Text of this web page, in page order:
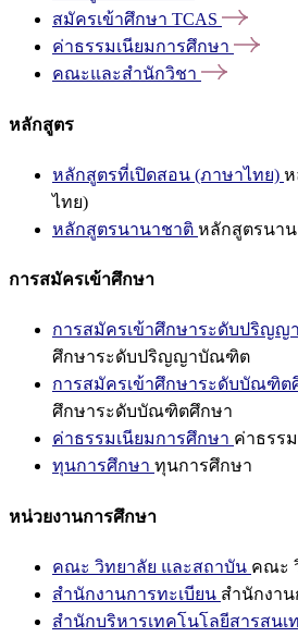
สมัครเข้าศึกษา TCAS
ค่าธรรมเนียมการศึกษา
คณะและสำนักวิชา
หลักสูตร
หลักสูตรที่เปิดสอน (ภาษาไทย) ห
ไทย)
หลักสูตรนานาชาติ หลักสูตรนา
การสมัครเข้าศึกษา
การสมัครเข้าศึกษาระดับปริญ
ศึกษาระดับปริญญาบัณฑิต
การสมัครเข้าศึกษาระดับบัณฑิต
ศึกษาระดับบัณฑิตศึกษา
ค่าธรรมเนียมการศึกษา ค่าธรร
ทุนการศึกษา ทุนการศึกษา
หน่วยงานการศึกษา
คณะ วิทยาลัย และสถาบัน คณะ
สำนักงานการทะเบียน สำนักงาน
สำนักบริหารเทคโนโลยีสารสนเ